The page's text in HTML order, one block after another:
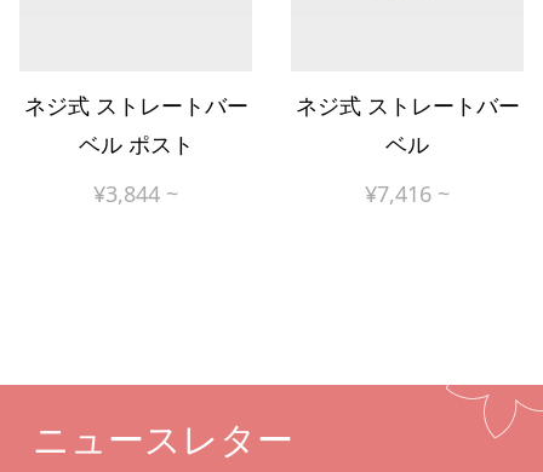
ネジ式 ストレートバー
ベル ポスト
¥3,844 ~
ネジ式 ストレートバー
ベル
¥7,416 ~
ニュースレター